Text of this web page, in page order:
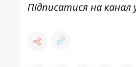
Підписатися на